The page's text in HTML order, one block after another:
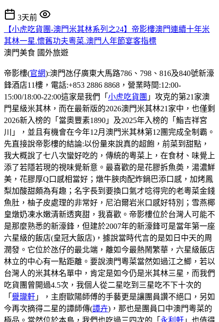
3天前
【小虎吃貨團-澳門米其林系列之24】帝影樓澳門連續十年米
其林一星.懷舊功夫粵菜.澳門人年節宴客指標
澳門美食 國外旅遊
帝影樓(官網):澳門氹仔廣東大馬路786、798、816及840號新濠
鋒酒店11樓，電話:+853 2886 8868，營業時間:12:00-
15:00/18:00-22:00這家是我們「 小虎吃貨團 」攻克的第21家澳
門星級米其林，而在最新版的2026澳門米其林21家中，也僅剩
2026新入榜的「當奧豐素1890」及2025年入榜的「鮨吉祥宮
川」，並且有機會在今年12月澳門米其林第12團完成全制霸。
先直接說帝影樓的結論:以份量來說真的超飽，前菜到甜點，
我大概說了七八次蠻好吃的，傳統的粵菜上，在食材、味覺上
添了若隱若現的視味覺新意。最喜歡的是花膠拆魚𡙡，湯濃鮮
美，花膠厚Q口感相當好；燉牛脥肉配炸鍋巴添口感，加烤鳳
梨加酸甜頗為有趣；名字長到要換口氣才唸得完的老粵菜金錢
魚肚，柚子皮處理的非常好，尼泊爾岩米口感好特別；雪燕椰
皇燉奶凍水嫩清新透爽甜，我喜歡。帝影樓位於台灣人可能不
是那麼熟悉的新濠鋒，但建於2007年的新濠鋒可是當年第一座
六星級的飯店(皇冠大飯店)，據說當時代言的是如日中天的周
潤發。它位於氹仔的最北端，離如今最熱鬧繁華，六星級飯店
林立的中心有一點距離。要說澳門粵菜當然如過江之鯽，若以
台灣人的米其林名單中，肯定是如今仍是米其林三星，而我們
吃貨團曾開過4.5次，我個人從二星吃到三星吃不下十次的
「 譽瓏軒 」，主廚歐陽師傅的手藝更是讓團員讚不絕口，另如
今再次摘得二星的譚師傳(譚卉)，那也是團員口中澳門粵菜的
極品。當然位於本島，我們也吃過三四次的「 永利軒 」也值得